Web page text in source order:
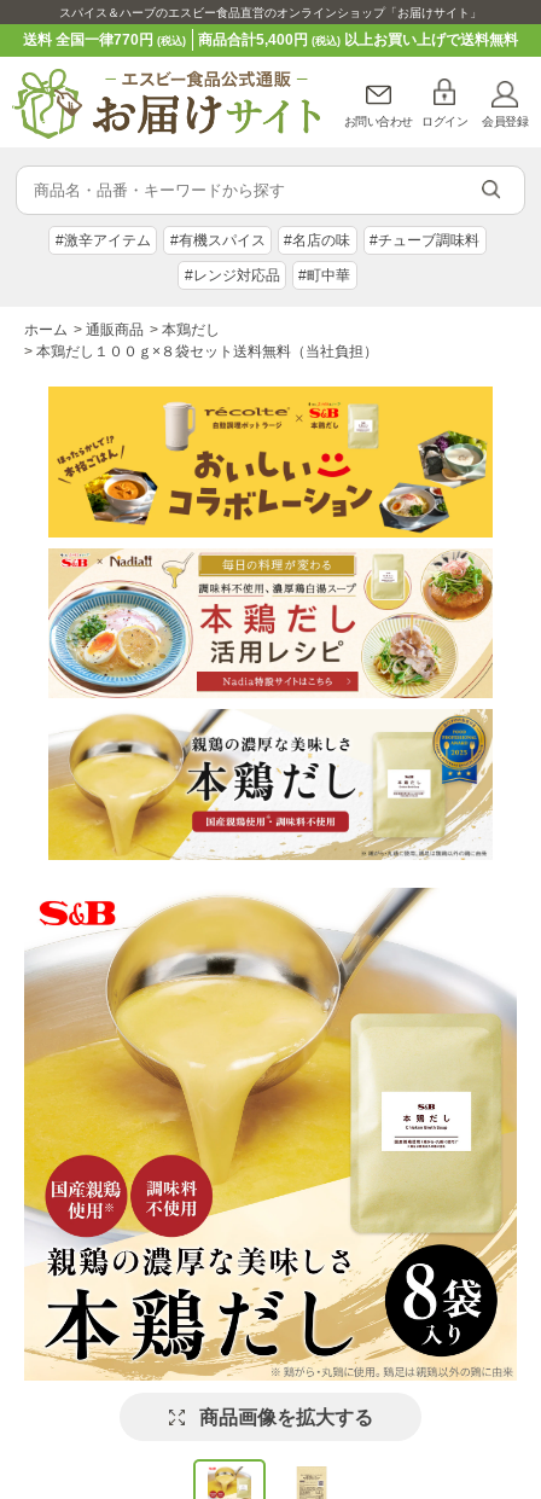
スパイス＆ハーブのエスビー食品直営のオンラインショップ「お届けサイト」
送料 全国一律770円(税込) 商品合計5,400円 (税込)以上お買い上げで送料無料
お問い合わせ ログイン 会員登録
#激辛アイテム #有機スパイス #名店の味 #チューブ調味料
#レンジ対応品 #町中華
ホーム > 通販商品 > 本鶏だし
> 本鶏だし１００ｇ×８袋セット送料無料（当社負担）
商品画像を拡大する